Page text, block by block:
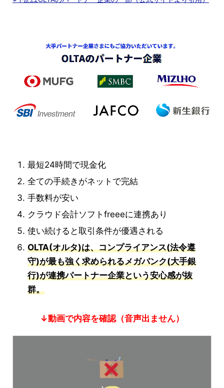
最短24時間で現金化
全ての手続きがネットで完結
手数料が安い
クラウド会計ソフトfreeeに連携あり
使い続けると取引条件が優遇される
OLTA(オルタ)は、コンプライアンス(法令遵
守)が最も強く求められるメガバンク(大手銀
行)が連携パートナー企業という安心感が抜
群。
↓動画で内容を確認（音声出ません）